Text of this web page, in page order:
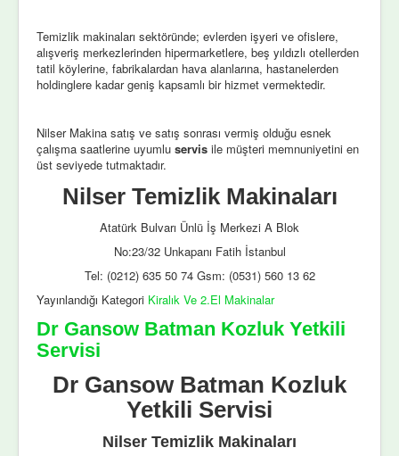
Temizlik makinaları sektöründe; evlerden işyeri ve ofislere,
alışveriş merkezlerinden hipermarketlere, beş yıldızlı otellerden
tatil köylerine, fabrikalardan hava alanlarına, hastanelerden
holdinglere kadar geniş kapsamlı bir hizmet vermektedir.
Nilser Makina satış ve satış sonrası vermiş olduğu esnek
çalışma saatlerine uyumlu servis ile müşteri memnuniyetini en
üst seviyede tutmaktadır.
Nilser Temizlik Makinaları
Atatürk Bulvarı Ünlü İş Merkezi A Blok
No:23/32 Unkapanı Fatih İstanbul
Tel: (0212) 635 50 74 Gsm: (0531) 560 13 62
Yayınlandığı Kategori Kiralık Ve 2.El Makinalar
Dr Gansow Batman Kozluk Yetkili
Servisi
Dr Gansow Batman Kozluk
Yetkili Servisi
Nilser Temizlik Makinaları